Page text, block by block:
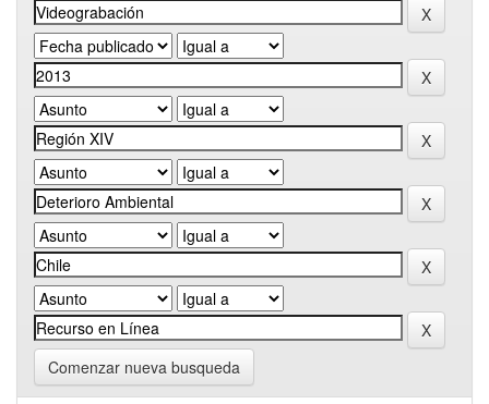
Comenzar nueva busqueda